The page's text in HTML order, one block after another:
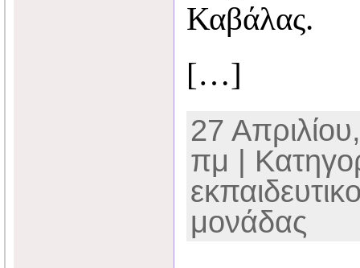
Καβάλας.
[…]
27
πμ |
μονάδας